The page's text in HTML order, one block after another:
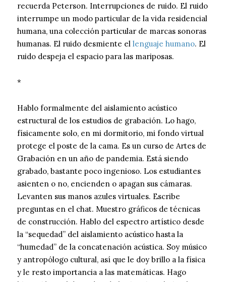
recuerda Peterson. Interrupciones de ruido. El ruido
interrumpe un modo particular de la vida residencial
humana, una colección particular de marcas sonoras
humanas. El ruido desmiente el lenguaje humano. El
ruido despeja el espacio para las mariposas.
*
Hablo formalmente del aislamiento acústico
estructural de los estudios de grabación. Lo hago,
físicamente solo, en mi dormitorio, mi fondo virtual
protege el poste de la cama. Es un curso de Artes de
Grabación en un año de pandemia. Está siendo
grabado, bastante poco ingenioso. Los estudiantes
asienten o no, encienden o apagan sus cámaras.
Levanten sus manos azules virtuales. Escribe
preguntas en el chat. Muestro gráficos de técnicas
de construcción. Hablo del espectro artístico desde
la “sequedad” del aislamiento acústico hasta la
“humedad” de la concatenación acústica. Soy músico
y antropólogo cultural, así que le doy brillo a la física
y le resto importancia a las matemáticas. Hago